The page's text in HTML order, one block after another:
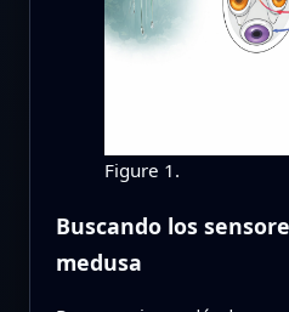
Figure 1.
Buscando los
medusa